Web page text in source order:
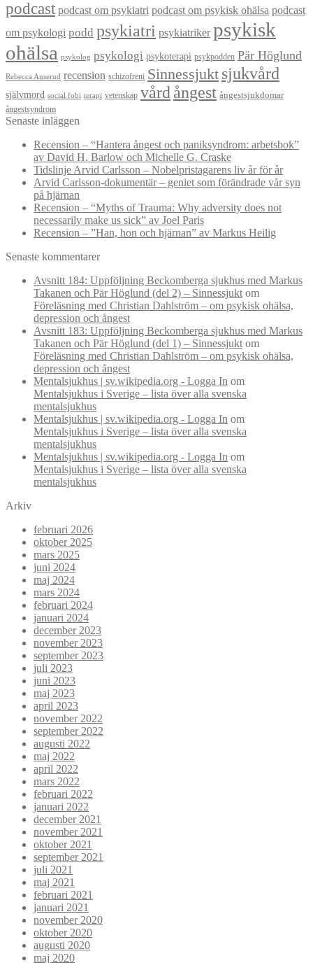
podcast podcast om psykiatri podcast om psykisk ohälsa podcast
om psykologi podd psykiatri psykiatriker psykisk
ohälsa psykolog psykologi psykoterapi psykpodden Pär Höglund
Rebecca Anserud recension schizofreni Sinnessjukt sjukvård
självmord social fobi terapi vetenskap vård ångest ångestsjukdomar
ångestsyndrom
Senaste inläggen
Recension – “Hantera ångest och paniksyndrom: arbetsbok”
av David H. Barlow och Michelle G. Craske
Tidslinje Arvid Carlsson – Nobelpristagarens liv år för år
Arvid Carlsson-dokumentär – geniet som förändrade vår syn
på hjärnan
Recension – “Myths of Trauma: Why adversity does not
necessarily make us sick” av Joel Paris
Recension – ”Han, hon och hjärnan” av Markus Heilig
Senaste kommentarer
Avsnitt 184: Uppföljning Beckomberga sjukhus med Markus
Takanen och Pär Höglund (del 2) – Sinnessjukt om
Föreläsning med Christian Dahlström – om psykisk ohälsa,
depression och ångest
Avsnitt 183: Uppföljning Beckomberga sjukhus med Markus
Takanen och Pär Höglund (del 1) – Sinnessjukt om
Föreläsning med Christian Dahlström – om psykisk ohälsa,
depression och ångest
Mentalsjukhus | sv.wikipedia.org - Logga In om
Mentalsjukhus i Sverige – lista över alla svenska
mentalsjukhus
Mentalsjukhus | sv.wikipedia.org - Logga In om
Mentalsjukhus i Sverige – lista över alla svenska
mentalsjukhus
Mentalsjukhus | sv.wikipedia.org - Logga In om
Mentalsjukhus i Sverige – lista över alla svenska
mentalsjukhus
Arkiv
februari 2026
oktober 2025
mars 2025
juni 2024
maj 2024
mars 2024
februari 2024
januari 2024
december 2023
november 2023
september 2023
juli 2023
juni 2023
maj 2023
april 2023
november 2022
september 2022
augusti 2022
maj 2022
april 2022
mars 2022
februari 2022
januari 2022
december 2021
november 2021
oktober 2021
september 2021
juli 2021
maj 2021
februari 2021
januari 2021
november 2020
oktober 2020
augusti 2020
maj 2020